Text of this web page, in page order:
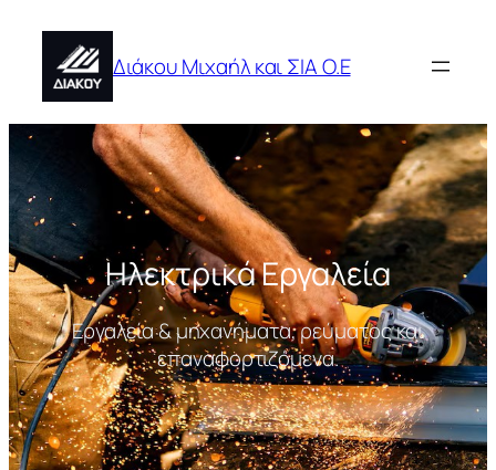
περιεχόμενοΔιάκου Μιχαήλ και ΣΙΑ Ο.Ε
Ηλεκτρικά Εργαλεία
Εργαλεία & μηχανήματα, ρεύματος και
επαναφορτιζόμενα.